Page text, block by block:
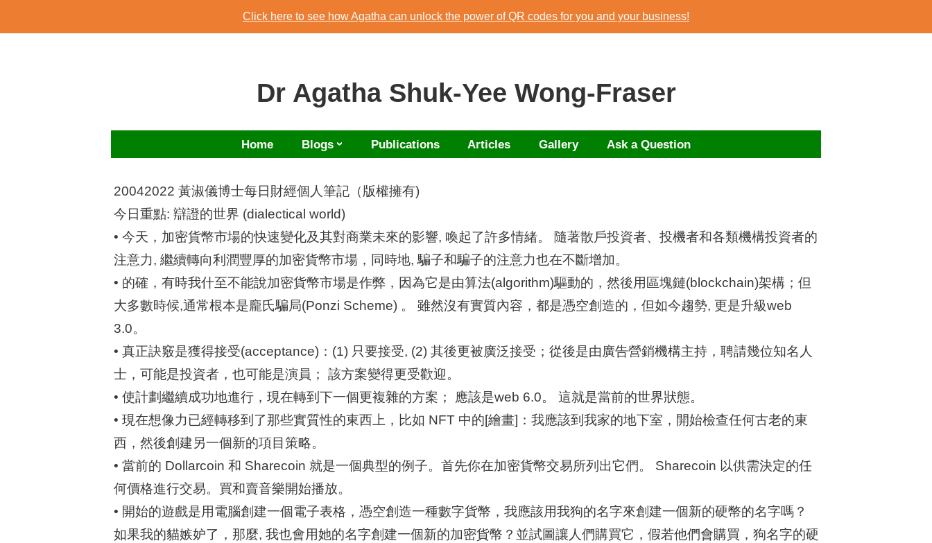
to
Click here to see how Agatha can unlock the power of QR codes for you and your business!
Download Agatha's Annual Blog 2023
Dr Agatha Shuk-Yee Wong-Fraser
Home Blogs Publications Articles Gallery Ask a Question
20042022 黃淑儀博士每日財經個人筆記（版權擁有)
今日重點: 辯證的世界 (dialectical world)
• 今天，加密貨幣市場的快速變化及其對商業未來的影響, 喚起了許多情緒。 隨著散戶投資者、投機者和各類機構投資者的
注意力, 繼續轉向利潤豐厚的加密貨幣市場，同時地, 騙子和騙子的注意力也在不斷增加。
• 的確，有時我什至不能說加密貨幣市場是作弊，因為它是由算法(algorithm)驅動的，然後用區塊鏈(blockchain)架構；但
大多數時候,通常根本是龐氏騙局(Ponzi Scheme) 。 雖然沒有實質內容，都是憑空創造的，但如今趨勢, 更是升級web
3.0。
• 真正訣竅是獲得接受(acceptance)：(1) 只要接受, (2) 其後更被廣泛接受；從後是由廣告營銷機構主持，聘請幾位知名人
士，可能是投資者，也可能是演員； 該方案變得更受歡迎。
• 使計劃繼續成功地進行，現在轉到下一個更複雜的方案； 應該是web 6.0。 這就是當前的世界狀態。
• 現在想像力已經轉移到了那些實質性的東西上，比如 NFT 中的[繪畫]：我應該到我家的地下室，開始檢查任何古老的東
西，然後創建另一個新的項目策略。
• 當前的 Dollarcoin 和 Sharecoin 就是一個典型的例子。首先你在加密貨幣交易所列出它們。 Sharecoin 以供需決定的任
何價格進行交易。買和賣音樂開始播放。
• 開始的遊戲是用電腦創建一個電子表格，憑空創造一種數字貨幣，我應該用我狗的名字來創建一個新的硬幣的名字嗎？
如果我的貓嫉妒了，那麼, 我也會用她的名字創建一個新的加密貨幣？並試圖讓人們購買它，假若他們會購買，狗名字的硬